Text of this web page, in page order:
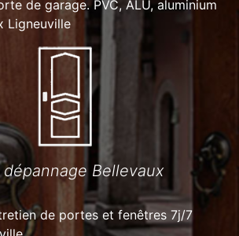
de garage. PVC, ALU, aluminium
Ligneuville
Bellevaux
de portes et fenêtres 7j/7